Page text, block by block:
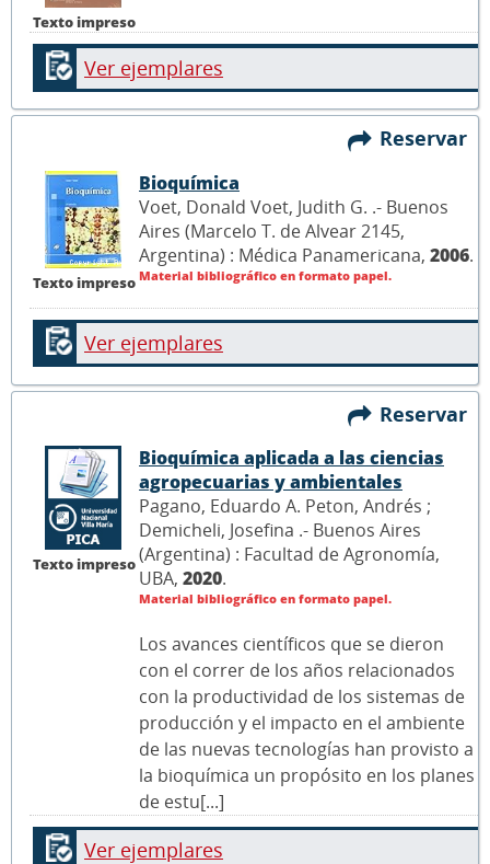
Texto impreso
Ver ejemplares
Reservar
Texto impreso
Bioquímica
Voet, Donald Voet, Judith G. .- Buenos
Aires (Marcelo T. de Alvear 2145,
Argentina) : Médica Panamericana, 2006.
Material bibliográfico en formato papel.
Ver ejemplares
Reservar
Texto impreso
Bioquímica aplicada a las ciencias
agropecuarias y ambientales
Pagano, Eduardo A. Peton, Andrés ;
Demicheli, Josefina .- Buenos Aires
(Argentina) : Facultad de Agronomía,
UBA, 2020.
Material bibliográfico en formato papel.
Los avances científicos que se dieron
con el correr de los años relacionados
con la productividad de los sistemas de
producción y el impacto en el ambiente
de las nuevas tecnologías han provisto a
la bioquímica un propósito en los planes
de estu[...]
Ver ejemplares